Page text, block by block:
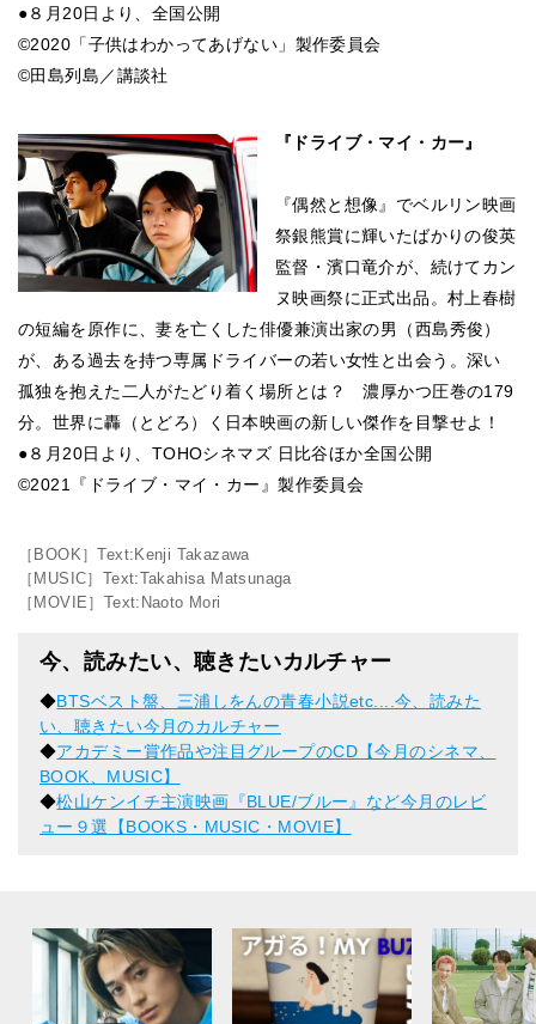
●８月20日より、全国公開
©2020「子供はわかってあげない」製作委員会
©田島列島／講談社
『ドライブ・マイ・カー』
『偶然と想像』でベルリン映画
祭銀熊賞に輝いたばかりの俊英
監督・濱口竜介が、続けてカン
ヌ映画祭に正式出品。村上春樹
の短編を原作に、妻を亡くした俳優兼演出家の男（西島秀俊）
が、ある過去を持つ専属ドライバーの若い女性と出会う。深い
孤独を抱えた二人がたどり着く場所とは？ 濃厚かつ圧巻の179
分。世界に轟（とどろ）く日本映画の新しい傑作を目撃せよ！
●８月20日より、TOHOシネマズ 日比谷ほか全国公開
©2021『ドライブ・マイ・カー』製作委員会
［BOOK］Text:Kenji Takazawa
［MUSIC］Text:Takahisa Matsunaga
［MOVIE］Text:Naoto Mori
今、読みたい、聴きたいカルチャー
◆BTSベスト盤、三浦しをんの青春小説etc....今、読みた
い、聴きたい今月のカルチャー
◆アカデミー賞作品や注目グループのCD【今月のシネマ、
BOOK、MUSIC】
◆松山ケンイチ主演映画『BLUE/ブルー』など今月のレビ
ュー９選【BOOKS・MUSIC・MOVIE】